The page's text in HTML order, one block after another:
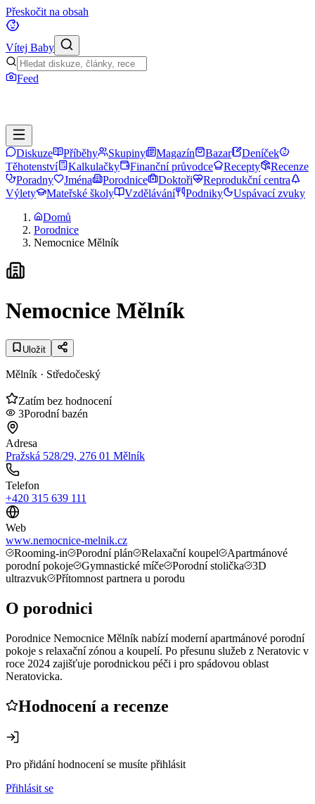
Přeskočit na obsah
Vítej Baby
Feed
Diskuze Příběhy Skupiny Magazín Bazar
Deníček
Těhotenství
Kalkulačky Finanční průvodce Recepty
Recenze
Poradny
Jména Porodnice Doktoři
Reprodukční centra
Výlety
Mateřské školy Vzdělávání Podniky
Uspávací zvuky
Domů
Porodnice
Nemocnice Mělník
Nemocnice Mělník
Uložit
Mělník · Středočeský
Zatím bez hodnocení
3Porodní bazén
Adresa
Pražská 528/29, 276 01 Mělník
Telefon
+420 315 639 111
Web
www.nemocnice-melnik.cz
Rooming-in
Porodní plán Relaxační koupel
Apartmánové
porodní pokoje
Gymnastické míče Porodní stolička
3D
ultrazvuk
Přítomnost partnera u porodu
O porodnici
Porodnice Nemocnice Mělník nabízí moderní apartmánové porodní
pokoje s relaxační zónou a koupelí. Po přesunu služeb z Neratovic v
roce 2024 zajišťuje porodnickou péči i pro spádovou oblast
Neratovicka.
Hodnocení a recenze
Pro přidání hodnocení se musíte přihlásit
Přihlásit se